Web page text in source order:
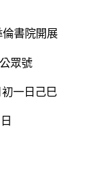
倫書院開展
眾號
一日己巳